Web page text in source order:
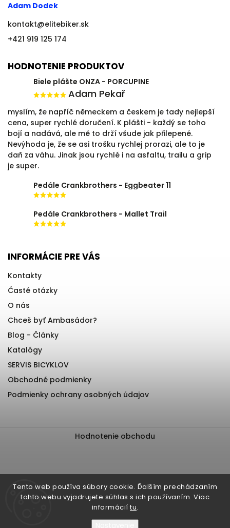
Tento web používa súbory cookie. Ďalším prechádzaním
tohto webu vyjadrujete súhlas s ich používaním. Viac
informácií tu.
Adam Dodek
kontakt@elitebiker.sk
+421 919 125 174
HODNOTENIE PRODUKTOV
Biele plášte ONZA - PORCUPINE
Adam Pekař
myslím, že napříč německem a českem je tady nejlepší
cena, super rychlé doručení. K plášti - každý se toho
bojí a nadává, ale mě to drží všude jak přilepené.
Nevýhoda je, že se asi trošku rychlej prorazi, ale to je
daň za váhu. Jinak jsou rychlé i na asfaltu, trailu a grip
je super.
Pedále Crankbrothers - Eggbeater 11
Pedále Crankbrothers - Mallet Trail
INFORMÁCIE PRE VÁS
Kontakty
Časté otázky
O nás
Chceš byť Ambasádor?
Blog - Články
Katalógy
SERVIS BICYKLOV
Obchodné podmienky
Podmienky ochrany osobných údajov
Hodnotenie obchodu